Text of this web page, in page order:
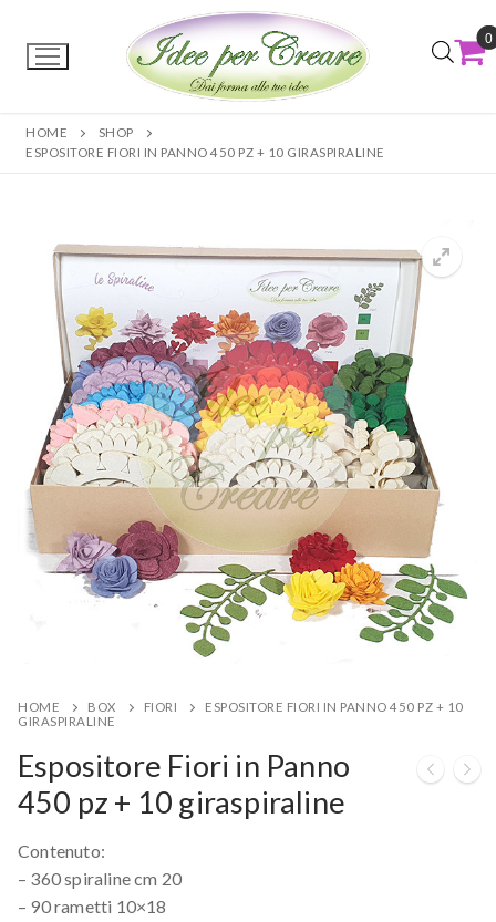
0
HOME
SHOP
ESPOSITORE FIORI IN PANNO 450 PZ + 10 GIRASPIRALINE
HOME BOX FIORI
ESPOSITORE FIORI IN PANNO 450 PZ + 10
GIRASPIRALINE
Espositore Fiori in Panno
450 pz + 10 giraspiraline
Contenuto:
– 360 spiraline cm 20
– 90 rametti 10×18